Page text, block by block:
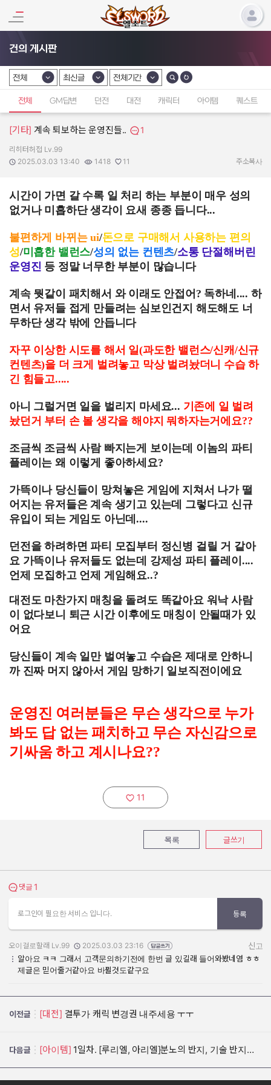
건의 게시판
카테고리 선택
전체
카테고리 선택
최신글
카테고리 선택
전체기간
전체 GM답변 던전 대전 캐릭터 아이템 퀘스트
[기타] 계속 퇴보하는 운영진들.. 1
작성자:
리히터허접 Lv.99
작성일:
2025.03.03 13:40
조회수:
1418
추천수:
11 주소복사
시간이 가면 갈 수록 일 처리 하는 부분이 매우 성의
없거나 미흡하단 생각이 요새 종종 듭니다...
불편하게 바뀌는 ui/돈으로 구매해서 사용하는 편의
성/미흡한 밸런스/성의 없는 컨텐츠/소통 단절해버린
운영진 등 정말 너무한 부분이 많습니다
계속 뭣같이 패치해서 와 이래도 안접어? 독하네.... 하
면서 유저들 접게 만들려는 심보인건지 해도해도 너
무하단 생각 밖에 안듭니다
자꾸 이상한 시도를 해서 일(과도한 밸런스/신캐/신규
컨텐츠)을 더 크게 벌려놓고 막상 벌려놨더니 수습 하
긴 힘들고.....
아니 그럴거면 일을 벌리지 마세요... 기존에 일 벌려
놨던거 부터 손 볼 생각을 해야지 뭐하자는거에요??
조금씩 조금씩 사람 빠지는게 보이는데 이놈의 파티
플레이는 왜 이렇게 좋아하세요?
가뜩이나 당신들이 망쳐놓은 게임에 지쳐서 나가 떨
어지는 유저들은 계속 생기고 있는데 그렇다고 신규
유입이 되는 게임도 아닌데....
던전을 하려하면 파티 모집부터 정신병 걸릴 거 같아
요 가뜩이나 유저들도 없는데 강제성 파티 플레이....
언제 모집하고 언제 게임해요..?
대전도 마찬가지 매칭을 돌려도 똑같아요 워낙 사람
이 없다보니 퇴근 시간 이후에도 매칭이 안될때가 있
어요
당신들이 계속 일만 벌여놓고 수습은 제대로 안하니
까 진짜 머지 않아서 게임 망하기 일보직전이에요
운영진 여러분들은 무슨 생각으로 누가
봐도 답 없는 패치하고 무슨 자신감으로
기싸움 하고 계시나요??
추천하기:
11
목록 글쓰기
댓글 보기
댓글 1
로그인이 필요한 서비스 입니다. 등록
작성자:
오이걸로할래 Lv.99
작성일:
2025.03.03 23:16
신고
알아요 ㅋㅋ 그래서 고객문의하기전에 한번 글 있길래 들어와봤네염 ㅎㅎ
제글은 믿어줄거같아요 바뀔것도같구요
이전글 [대전] 결투가 캐릭 변경권 내주세용 ㅜㅜ
다음글 [아이템] 1일차. [루리엘, 아리엘]분노의 반지, 기술 반지도 카밀라 제조 반지 업글 가능하게 요청